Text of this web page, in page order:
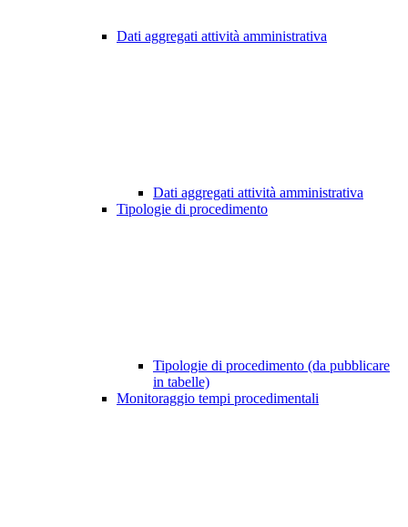
Dati aggregati attività amministrativa
Dati aggregati attività amministrativa
Tipologie di procedimento
Tipologie di procedimento (da pubblicare
in tabelle)
Monitoraggio tempi procedimentali